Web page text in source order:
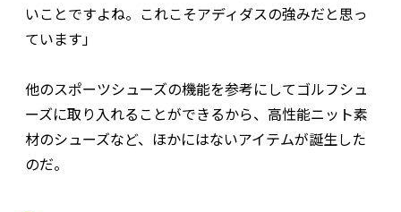
いことですよね。これこそアディダスの強みだと思っ
ています」
他のスポーツシューズの機能を参考にしてゴルフシュ
ーズに取り入れることができるから、高性能ニット素
材のシューズなど、ほかにはないアイテムが誕生した
のだ。